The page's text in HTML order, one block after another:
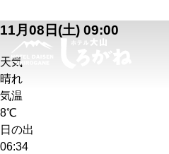
11月08日(土) 09:00
天気
晴れ
気温
8℃
日の出
06:34